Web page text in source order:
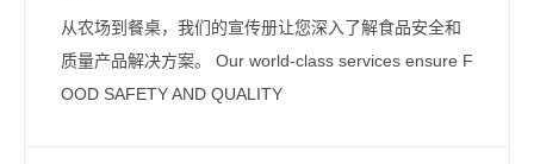
从农场到餐桌，我们的宣传册让您深入了解食品安全和
质量产品解决方案。 Our world-class services ensure F
OOD SAFETY AND QUALITY